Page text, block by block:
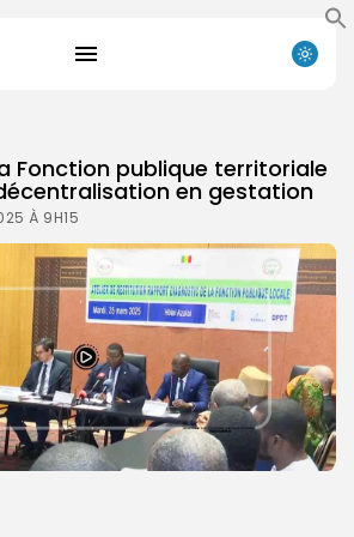
Fonction publique territoriale
en gestation
À 9H15